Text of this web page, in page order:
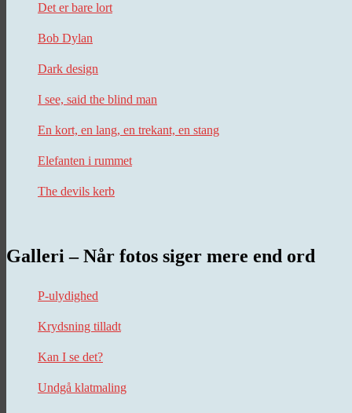
Det er bare lort
Bob Dylan
Dark design
I see, said the blind man
En kort, en lang, en trekant, en stang
Elefanten i rummet
The devils kerb
Galleri – Når fotos siger mere end ord
P-ulydighed
Krydsning tilladt
Kan I se det?
Undgå klatmaling